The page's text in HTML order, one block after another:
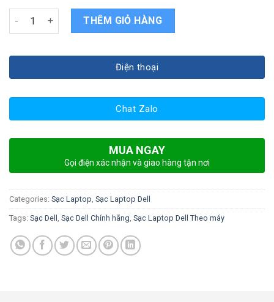
Sạc Laptop DELL inspiron N4020 quantity
THÊM GIỎ HÀNG
Điện thoại
Chat Zalo
MUA NGAY
Gọi điện xác nhận và giao hàng tận nơi
Categories: Sạc Laptop, Sạc Laptop Dell
Tags: Sạc Dell , Sạc Dell Chính hãng, Sạc Laptop Dell Theo máy